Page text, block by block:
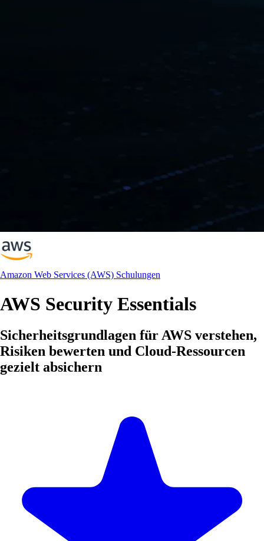
Amazon Web Services (AWS) Schulungen
AWS Security Essentials
Sicherheitsgrundlagen für AWS verstehen,
Risiken bewerten und Cloud-Ressourcen
gezielt absichern